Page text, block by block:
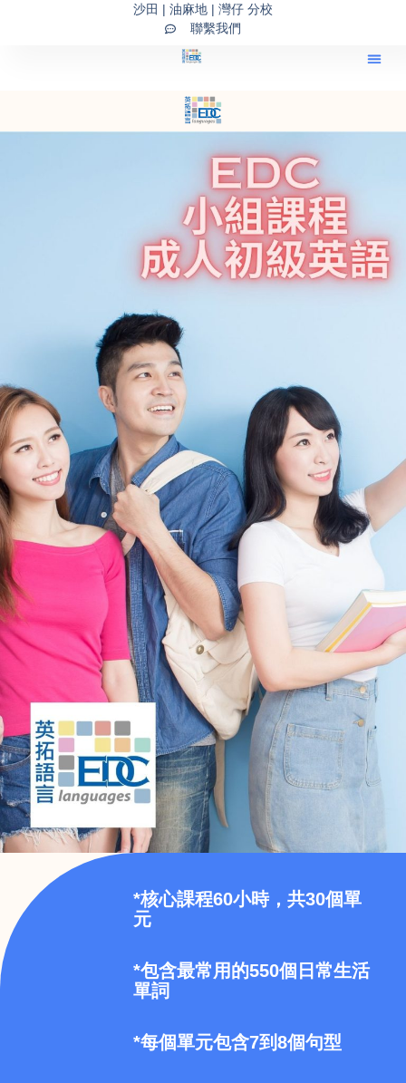
沙田 | 油麻地 | 灣仔 分校
聯繫我們
*核心課程60小時，共
元
*包含最常用的550個日
單詞
*每個單元介紹25個新
達方式
*每個單元須2小時完成
*核心課程60小時，共30個單
元
*包含最常用的550個日常生活
單詞
*每個單元包含7到8個句型